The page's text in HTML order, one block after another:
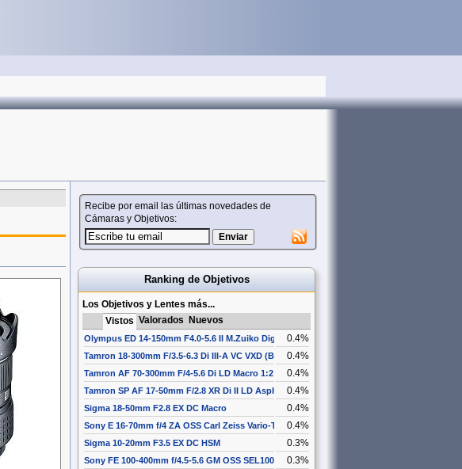
Recibe por email las últimas novedades de
Cámaras y Objetivos:
Ranking de Objetivos
Los Objetivos y Lentes más...
Vistos Valorados Nuevos
Olympus ED 14-150mm F4.0-5.6 II M.Zuiko Digital0.4%
Tamron 18-300mm F/3.5-6.3 Di III-A VC VXD (B061)0.4%
Tamron AF 70-300mm F/4-5.6 Di LD Macro 1:2 0.4%
Tamron SP AF 17-50mm F/2.8 XR Di II LD Aspherical [IF]
0.4%
Sigma 18-50mm F2.8 EX DC Macro 0.4%
Sony E 16-70mm f/4 ZA OSS Carl Zeiss Vario-Tessar T* SEL1670Z
0.4%
Sigma 10-20mm F3.5 EX DC HSM 0.3%
Sony FE 100-400mm f/4.5-5.6 GM OSS SEL100400GM
0.3%